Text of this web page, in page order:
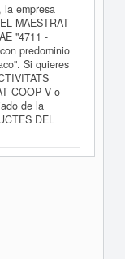
la empresa
MAESTRAT
"4711 -
predominio
Si quieres
COOP V o
de la
DEL